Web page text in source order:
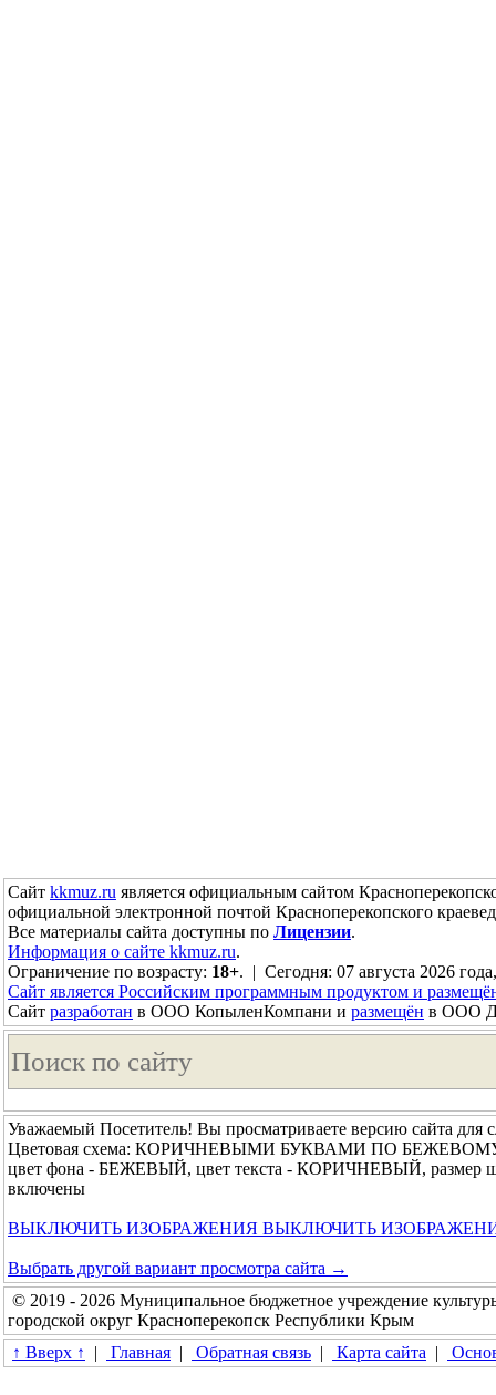
Сайт kkmuz.ru является официальным сайтом
официальной электронной почтой Красноперекопского
Все материалы сайта доступны по Лицензии.
Информация о сайте kkmuz.ru.
Ограничение по возрасту: 18+. | Сегодня: 07 августа 2026
Сайт является Российским программным продуктом и
Сайт разработан в ООО КопыленКомпани и размещён в ООО
Уважаемый Посетитель! Вы просматриваете версию сайта для
Цветовая схема: КОРИЧНЕВЫМИ БУКВАМИ ПО
цвет фона - БЕЖЕВЫЙ, цвет текста - КОРИЧНЕВЫЙ, размер
включены
ВЫКЛЮЧИТЬ ИЗОБРАЖЕНИЯ ВЫКЛЮЧИТЬ
Выбрать другой вариант просмотра сайта →
© 2019 - 2026 Муниципальное бюджетное учреждение
городской округ Красноперекопск Республики Крым
↑ Вверх ↑
| Главная | Обратная связь | Карта сайта |